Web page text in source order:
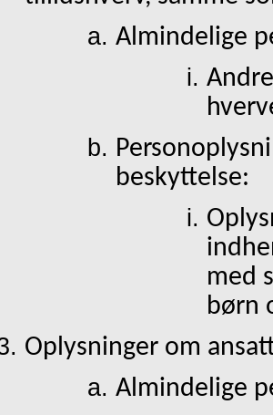
Almindelige
beskyttelse:
med
børn
Oplysninger om
Almindelige